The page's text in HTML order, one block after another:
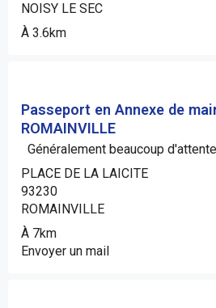
NOISY LE SEC
À 3.6km
Passeport en Annexe de
ROMAINVILLE
Généralement beaucoup d'attente
PLACE DE LA LAICITE
93230
ROMAINVILLE
À 7km
Envoyer un mail